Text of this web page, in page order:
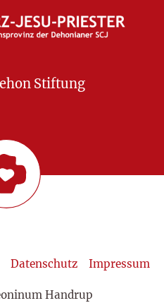
Stiftung
Datenschutz Impressum
Handrup